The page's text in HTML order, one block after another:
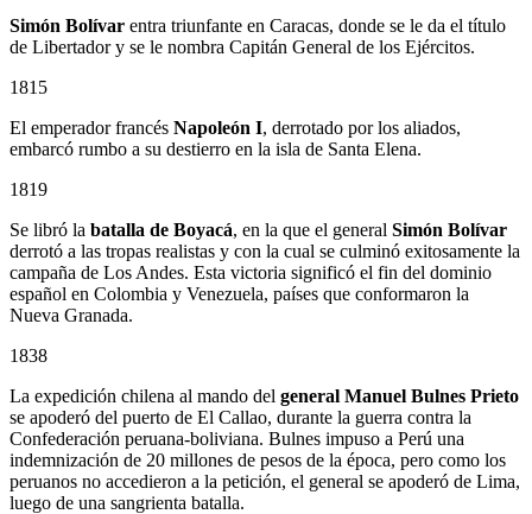
Simón Bolívar entra triunfante en Caracas, donde se le da el título
de Libertador y se le nombra Capitán General de los Ejércitos.
1815
El emperador francés Napoleón I, derrotado por los aliados,
embarcó rumbo a su destierro en la isla de Santa Elena.
1819
Se libró la batalla de Boyacá, en la que el general Simón Bolívar
derrotó a las tropas realistas y con la cual se culminó exitosamente la
campaña de Los Andes. Esta victoria significó el fin del dominio
español en Colombia y Venezuela, países que conformaron la
Nueva Granada.
1838
La expedición chilena al mando del general Manuel Bulnes Prieto
se apoderó del puerto de El Callao, durante la guerra contra la
Confederación peruana-boliviana. Bulnes impuso a Perú una
indemnización de 20 millones de pesos de la época, pero como los
peruanos no accedieron a la petición, el general se apoderó de Lima,
luego de una sangrienta batalla.